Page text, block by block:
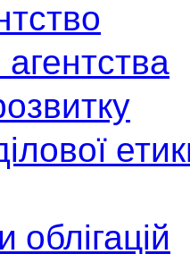
облігацій